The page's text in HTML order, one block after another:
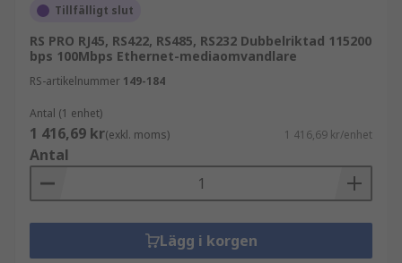
Tillfälligt slut
RS PRO RJ45, RS422, RS485, RS232 Dubbelriktad 115200
bps 100Mbps Ethernet-mediaomvandlare
RS-artikelnummer 149-184
Antal (1 enhet)
1 416,69 kr(exkl. moms) 1 416,69 kr/enhet
Antal
Lägg i korgen